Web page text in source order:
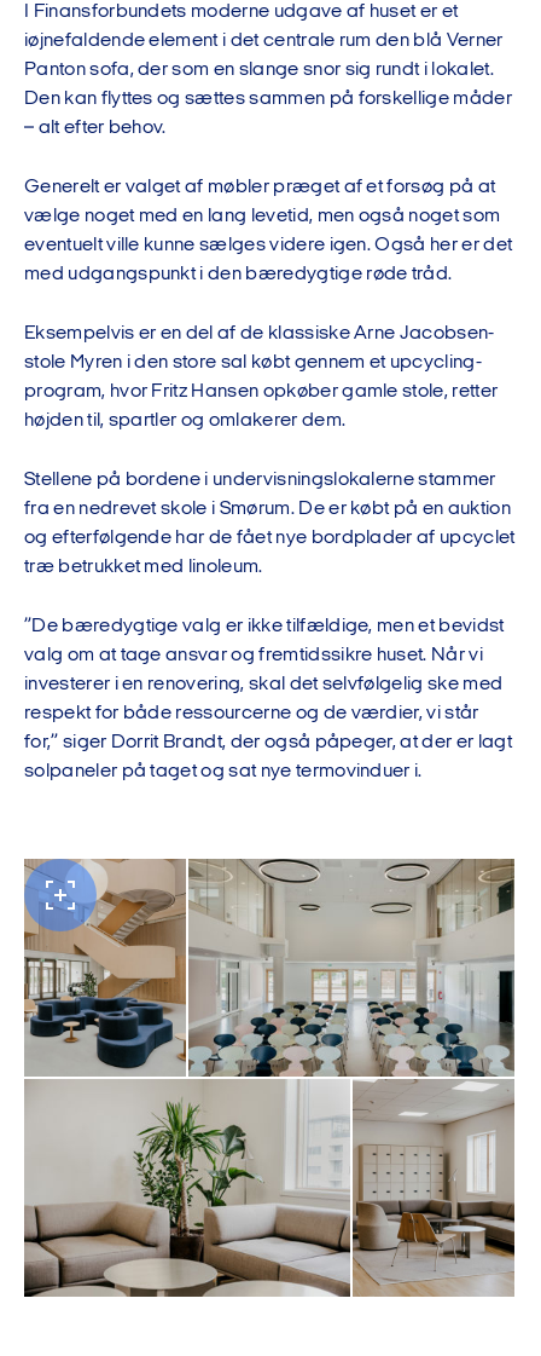
I Finansforbundets moderne udgave af huset er et
iøjnefaldende element i det centrale rum den blå Verner
Panton sofa, der som en slange snor sig rundt i lokalet.
Den kan flyttes og sættes sammen på forskellige måder
– alt efter behov.
Generelt er valget af møbler præget af et forsøg på at
vælge noget med en lang levetid, men også noget som
eventuelt ville kunne sælges videre igen. Også her er det
med udgangspunkt i den bæredygtige røde tråd.
Eksempelvis er en del af de klassiske Arne Jacobsen-
stole Myren i den store sal købt gennem et upcycling-
program, hvor Fritz Hansen opkøber gamle stole, retter
højden til, spartler og omlakerer dem.
Stellene på bordene i undervisningslokalerne stammer
fra en nedrevet skole i Smørum. De er købt på en auktion
og efterfølgende har de fået nye bordplader af upcyclet
træ betrukket med linoleum.
”De bæredygtige valg er ikke tilfældige, men et bevidst
valg om at tage ansvar og fremtidssikre huset. Når vi
investerer i en renovering, skal det selvfølgelig ske med
respekt for både ressourcerne og de værdier, vi står
for,” siger Dorrit Brandt, der også påpeger, at der er lagt
solpaneler på taget og sat nye termovinduer i.